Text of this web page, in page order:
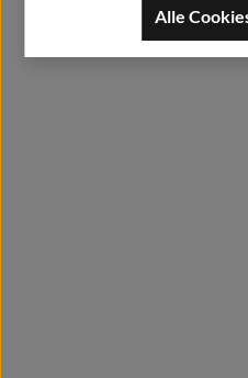
Alle